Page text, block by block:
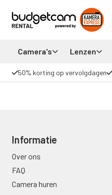
Camera's Lenzen
50% korting op vervolgdagen
Informatie
Over ons
FAQ
Camera huren